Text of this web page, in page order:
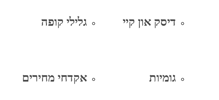
דיסק און קיי גלילי קופה
גומיות אקדחי מחירים